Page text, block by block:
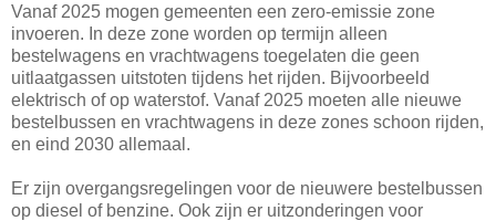
Vanaf 2025 mogen gemeenten een zero-emissie zone
invoeren. In deze zone worden op termijn alleen
bestelwagens en vrachtwagens toegelaten die geen
uitlaatgassen uitstoten tijdens het rijden. Bijvoorbeeld
elektrisch of op waterstof. Vanaf 2025 moeten alle nieuwe
bestelbussen en vrachtwagens in deze zones schoon rijden,
en eind 2030 allemaal.
Er zijn overgangsregelingen voor de nieuwere bestelbussen
op diesel of benzine. Ook zijn er uitzonderingen voor